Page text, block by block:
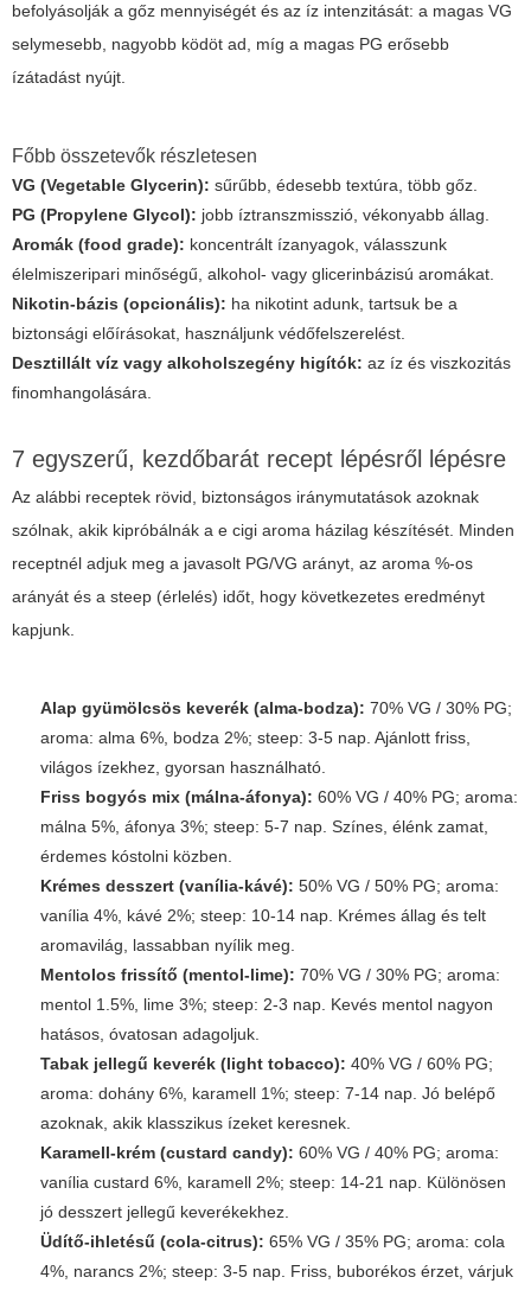
befolyásolják a gőz mennyiségét és az íz intenzitását: a magas VG
selymesebb, nagyobb ködöt ad, míg a magas PG erősebb
ízátadást nyújt.
Főbb összetevők részletesen
VG (Vegetable Glycerin): sűrűbb, édesebb textúra, több gőz.
PG (Propylene Glycol): jobb íztranszmisszió, vékonyabb állag.
Aromák (food grade): koncentrált ízanyagok, válasszunk
élelmiszeripari minőségű, alkohol- vagy glicerinbázisú aromákat.
Nikotin-bázis (opcionális): ha nikotint adunk, tartsuk be a
biztonsági előírásokat, használjunk védőfelszerelést.
Desztillált víz vagy alkoholszegény higítók: az íz és viszkozitás
finomhangolására.
7 egyszerű, kezdőbarát recept lépésről lépésre
Az alábbi receptek rövid, biztonságos iránymutatások azoknak
szólnak, akik kipróbálnák a e cigi aroma házilag készítését. Minden
receptnél adjuk meg a javasolt PG/VG arányt, az aroma %-os
arányát és a steep (érlelés) időt, hogy következetes eredményt
kapjunk.
Alap gyümölcsös keverék (alma-bodza): 70% VG / 30% PG;
aroma: alma 6%, bodza 2%; steep: 3-5 nap. Ajánlott friss,
világos ízekhez, gyorsan használható.
Friss bogyós mix (málna-áfonya): 60% VG / 40% PG; aroma:
málna 5%, áfonya 3%; steep: 5-7 nap. Színes, élénk zamat,
érdemes kóstolni közben.
Krémes desszert (vanília-kávé): 50% VG / 50% PG; aroma:
vanília 4%, kávé 2%; steep: 10-14 nap. Krémes állag és telt
aromavilág, lassabban nyílik meg.
Mentolos frissítő (mentol-lime): 70% VG / 30% PG; aroma:
mentol 1.5%, lime 3%; steep: 2-3 nap. Kevés mentol nagyon
hatásos, óvatosan adagoljuk.
Tabak jellegű keverék (light tobacco): 40% VG / 60% PG;
aroma: dohány 6%, karamell 1%; steep: 7-14 nap. Jó belépő
azoknak, akik klasszikus ízeket keresnek.
Karamell-krém (custard candy): 60% VG / 40% PG; aroma:
vanília custard 6%, karamell 2%; steep: 14-21 nap. Különösen
jó desszert jellegű keverékekhez.
Üdítő-ihletésű (cola-citrus): 65% VG / 35% PG; aroma: cola
4%, narancs 2%; steep: 3-5 nap. Friss, buborékos érzet, várjuk